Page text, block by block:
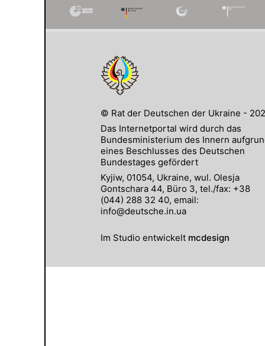
© Rat der Deutschen der Ukraine -
Das Internetportal wird durch das
Bundesministerium des Innern
eines Beschlusses des Deutschen
Bundestages gefördert
Kyjiw, 01054, Ukraine, wul. Olesja
Gontschara 44, Büro 3, tel./fax: +38
(044) 288 32 40, email:
info@deutsche.in.ua
Im Studio entwickelt mcdesign